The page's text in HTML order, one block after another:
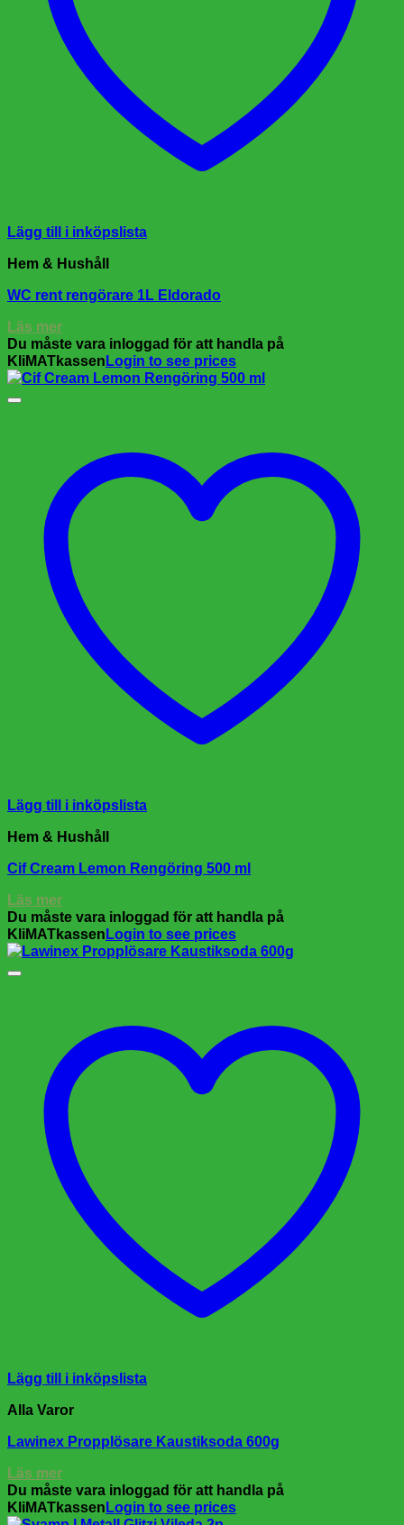
Lägg till i inköpslista
Hem & Hushåll
WC rent rengörare 1L Eldorado
Läs mer
Du måste vara inloggad för att handla på
KliMATkassen Login to see prices
Lägg till i inköpslista
Hem & Hushåll
Cif Cream Lemon Rengöring 500 ml
Läs mer
Du måste vara inloggad för att handla på
KliMATkassen Login to see prices
Lägg till i inköpslista
Alla Varor
Lawinex Propplösare Kaustiksoda 600g
Läs mer
Du måste vara inloggad för att handla på
KliMATkassen Login to see prices